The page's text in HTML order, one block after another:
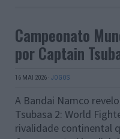
Campeonato
por Captain
16 MAI 2026 · JOGOS
A Bandai Namco
Tsubasa 2: World
rivalidade continental